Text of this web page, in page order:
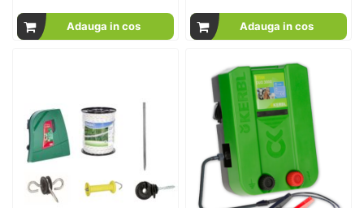
Adauga in cos Adauga in cos